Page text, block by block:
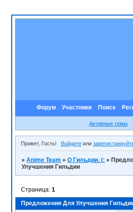
Форум Участники Поиск
Активные темы
Привет, Гость! Войдитеили
»Anime Team »О Гильдии. (: »
Улучшения Гильдии
Предложения Для Улучшения
Страница:1